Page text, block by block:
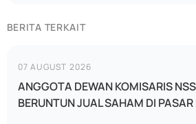
BERITA TERKAIT
07 AUGUST 2026
ANGGOTA DEWAN KOMISARIS
BERUNTUN JUAL SAHAM DI PASAR